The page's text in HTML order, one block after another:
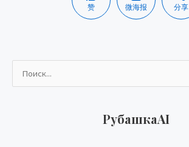
赞 微海报 分享
РубашкаAI